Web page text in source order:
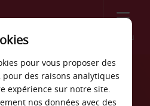
Menu
Lloret
pour vous proposer des
des raisons analytiques
expérience sur notre site.
nos données avec des